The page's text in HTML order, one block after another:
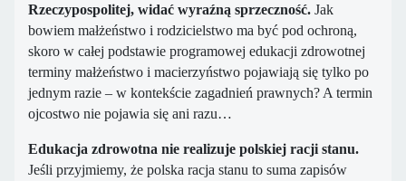
Rzeczypospolitej, widać wyraźną sprzeczność. Jak
bowiem małżeństwo i rodzicielstwo ma być pod ochroną,
skoro w całej podstawie programowej edukacji zdrowotnej
terminy małżeństwo i macierzyństwo pojawiają się tylko po
jednym razie – w kontekście zagadnień prawnych? A termin
ojcostwo nie pojawia się ani razu…
Edukacja zdrowotna nie realizuje polskiej racji stanu.
Jeśli przyjmiemy, że polska racja stanu to suma zapisów